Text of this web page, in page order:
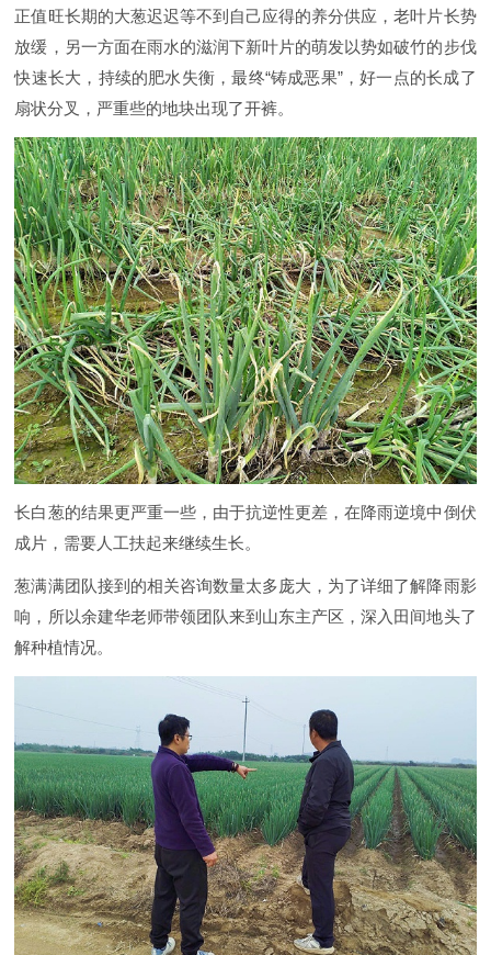
正值旺长期的大葱迟迟等不到自己应得的养分供应，老叶片长势
放缓，另一方面在雨水的滋润下新叶片的萌发以势如破竹的步伐
快速长大，持续的肥水失衡，最终“铸成恶果”，好一点的长成了
扇状分叉，严重些的地块出现了开裤。
长白葱的结果更严重一些，由于抗逆性更差，在降雨逆境中倒伏
成片，需要人工扶起来继续生长。
葱满满团队接到的相关咨询数量太多庞大，为了详细了解降雨影
响，所以余建华老师带领团队来到山东主产区，深入田间地头了
解种植情况。